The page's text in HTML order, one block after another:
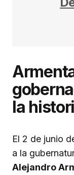
la
El 2 de junio
a la
Alejandro